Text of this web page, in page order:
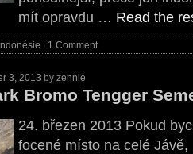
mít opravdu … Read the
Indonésie 1 Comment
3, 2013 by zennie
Bromo Tengger
24. březen 2013 Pokud
focené místo na celé